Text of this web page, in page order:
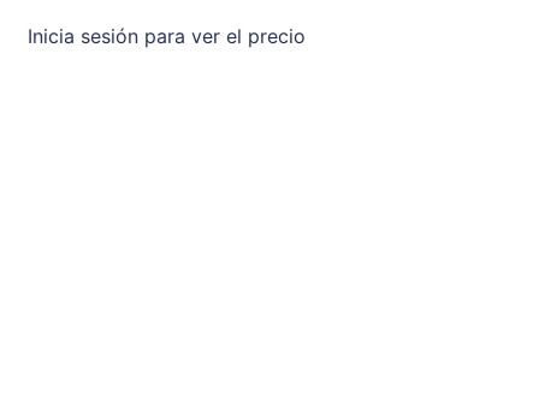
Inicia sesión para ver el precio